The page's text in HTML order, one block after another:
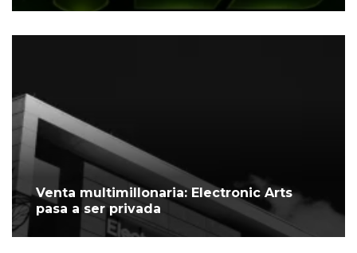
Venta multimillonaria: Electronic Arts
pasa a ser privada